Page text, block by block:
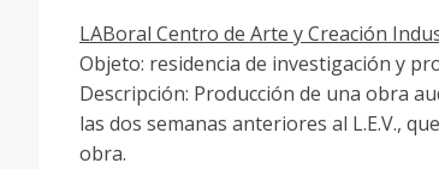
LABoral Centro de Arte y Creación
Objeto: residencia de investigación y
Descripción: Producción de una obra
las dos semanas anteriores al L.E.V.,
obra.